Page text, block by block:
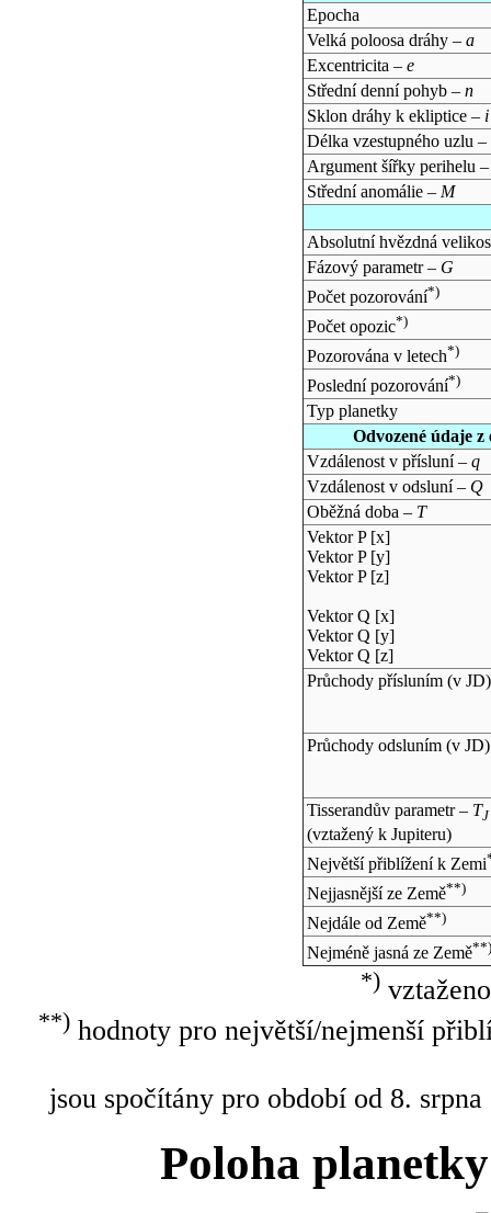
Epocha
Velká poloosa dráhy – a
Excentricita – e
Střední denní pohyb – n
Sklon dráhy k ekliptice – i
Délka vzestupného uzlu –
Argument šířky perihelu
Střední anomálie – M
Absolutní hvězdná
Fázový parametr – G
Počet pozorování*)
Počet opozic*)
Pozorována v letech*)
Poslední pozorování*)
Typ planetky
Odvozené údaje
Vzdálenost v přísluní – q
Vzdálenost v odsluní – Q
Oběžná doba – T
Vektor P [x]
Vektor P [y]
Vektor P [z]
Vektor Q [x]
Vektor Q [y]
Vektor Q [z]
Průchody přísluním (v JD)
Průchody odsluním (v JD)
Tisserandův parametr – TJ
(vztažený k Jupiteru)
Největší přiblížení k Zemi
Nejjasnější ze Země**)
Nejdále od Země**)
Nejméně jasná ze Země**)
*)
**)hodnoty pro největší/nejmenší
jsou spočítány pro období od 8.
Poloha